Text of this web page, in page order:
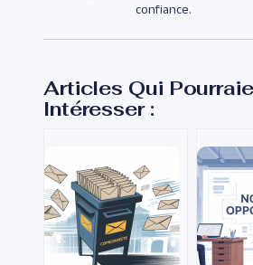
confiance.
Articles Qui
Intéresser :